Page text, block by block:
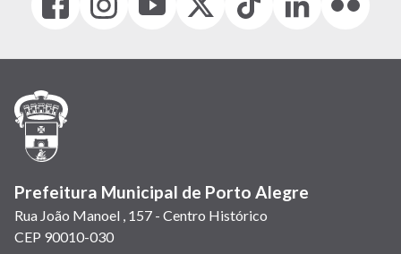
(link
em
janela)
(link
em
(link
em
(Antigo
(link
(link
em
(link
em
(link
em
Prefeitura Municipal de Porto Alegre
Rua João Manoel , 157 - Centro Histórico
CEP 90010-030